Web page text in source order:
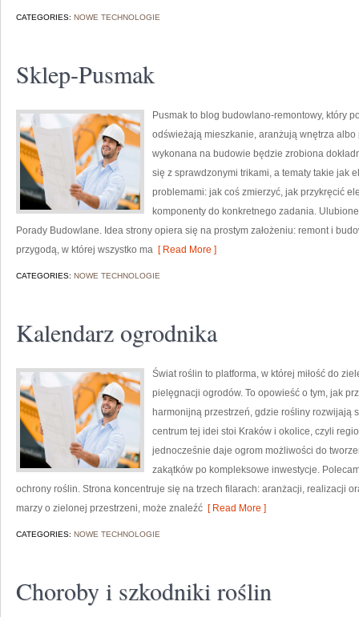
CATEGORIES: NOWE TECHNOLOGIE
Sklep-Pusmak
Pusmak to blog budowlano-remontowy, który
odświeżają mieszkanie, aranżują wnętrza
wykonana na budowie będzie zrobiona
się z sprawdzonymi trikami, a tematy takie jak
problemami: jak coś zmierzyć, jak przykręcić
komponenty do konkretnego zadania.
Porady Budowlane. Idea strony opiera się na prostym założeniu: remont i
przygodą, w której wszystko ma [ Read More ]
CATEGORIES: NOWE TECHNOLOGIE
Kalendarz ogrodnika
Świat roślin to platforma, w której miłość do
pielęgnacji ogrodów. To opowieść o tym, jak
harmonijną przestrzeń, gdzie rośliny rozwijają
centrum tej idei stoi Kraków i okolice, czyli
jednocześnie daje ogrom możliwości do
zakątków po kompleksowe inwestycje.
ochrony roślin. Strona koncentruje się na trzech filarach: aranżacji, realizacji
marzy o zielonej przestrzeni, może znaleźć [ Read More ]
CATEGORIES: NOWE TECHNOLOGIE
Choroby i szkodniki roślin